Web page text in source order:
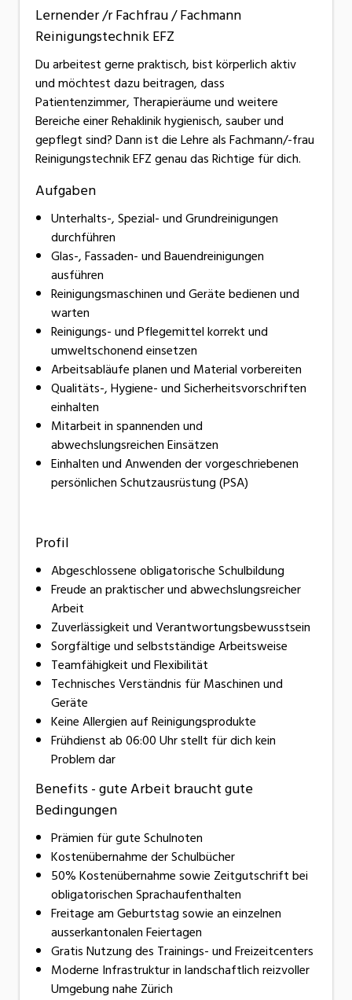
Lernender /r Fachfrau / Fachmann
Reinigungstechnik EFZ
Du arbeitest gerne praktisch, bist körperlich aktiv
und möchtest dazu beitragen, dass
Patientenzimmer, Therapieräume und weitere
Bereiche einer Rehaklinik hygienisch, sauber und
gepflegt sind? Dann ist die Lehre als Fachmann/-frau
Reinigungstechnik EFZ genau das Richtige für dich.
Aufgaben
Unterhalts-, Spezial- und Grundreinigungen
durchführen
Glas-, Fassaden- und Bauendreinigungen
ausführen
Reinigungsmaschinen und Geräte bedienen und
warten
Reinigungs- und Pflegemittel korrekt und
umweltschonend einsetzen
Arbeitsabläufe planen und Material vorbereiten
Qualitäts-, Hygiene- und Sicherheitsvorschriften
einhalten
Mitarbeit in spannenden und
abwechslungsreichen Einsätzen
Einhalten und Anwenden der vorgeschriebenen
persönlichen Schutzausrüstung (PSA)
Profil
Abgeschlossene obligatorische Schulbildung
Freude an praktischer und abwechslungsreicher
Arbeit
Zuverlässigkeit und Verantwortungsbewusstsein
Sorgfältige und selbstständige Arbeitsweise
Teamfähigkeit und Flexibilität
Technisches Verständnis für Maschinen und
Geräte
Keine Allergien auf Reinigungsprodukte
Frühdienst ab 06:00 Uhr stellt für dich kein
Problem dar
Benefits - gute Arbeit braucht gute
Bedingungen
Prämien für gute Schulnoten
Kostenübernahme der Schulbücher
50% Kostenübernahme sowie Zeitgutschrift bei
obligatorischen Sprachaufenthalten
Freitage am Geburtstag sowie an einzelnen
ausserkantonalen Feiertagen
Gratis Nutzung des Trainings- und Freizeitcenters
Moderne Infrastruktur in landschaftlich reizvoller
Umgebung nahe Zürich